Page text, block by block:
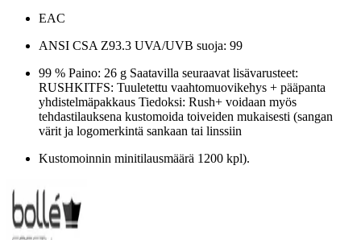
EAC
ANSI CSA Z93.3 UVA/UVB suoja: 99
99 % Paino: 26 g Saatavilla seuraavat lisävarusteet:
RUSHKITFS: Tuuletettu vaahtomuovikehys + pääpanta
yhdistelmäpakkaus Tiedoksi: Rush+ voidaan myös
tehdastilauksena kustomoida toiveiden mukaisesti (sangan
värit ja logomerkintä sankaan tai linssiin
Kustomoinnin minitilausmäärä 1200 kpl).